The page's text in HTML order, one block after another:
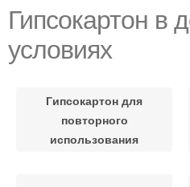
Гипсокартон в
условиях
Гипсокартон для
повторного
использования